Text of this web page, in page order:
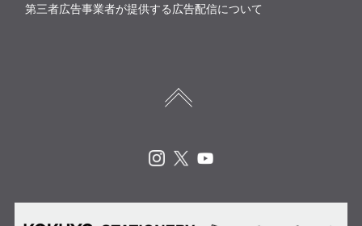
第三者広告事業者が提供する広告配信について